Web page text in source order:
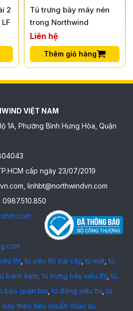
2
Tủ trưng bày máy nén
trong Northwind
Liên hệ
Thêm giỏ hàng
VIỆT NAM
1A, Phường Bình Hưng Hòa, Quận
cấp ngày 23/07/2019
linhbt@northwindvn.com
thị ,tủ siêu thị trái cây,tủ mát ,tủ
bánh kem, tủ trưng bày siêu thị ,tủ
bảo quản bia ,tủ đông siêu thị ,tủ
bày theo tiêu chuẩn châu âu